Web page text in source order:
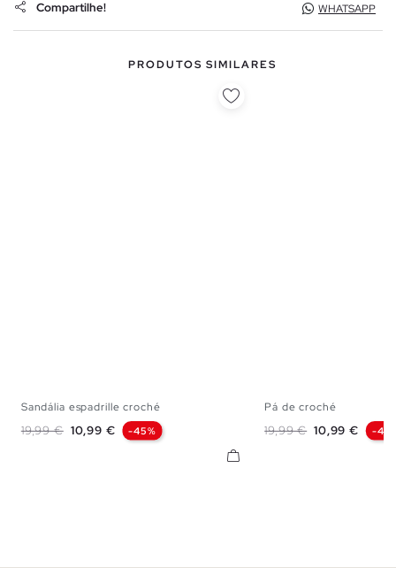
Compartilhe! WHATSAPP
PRODUTOS SIMILARES
37
Sandália espadrille croché
Preço normal
19,99 € Preço
10,99 € -45%
Pá de croché
Preço normal
19,99 € Preço
10,99 € -